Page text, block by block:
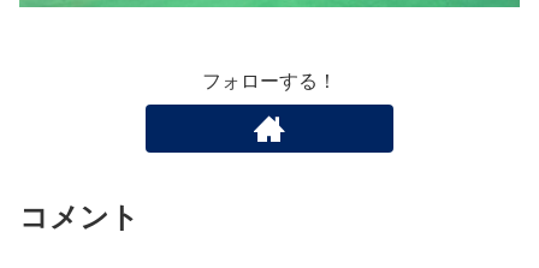
フォローする！
コメント